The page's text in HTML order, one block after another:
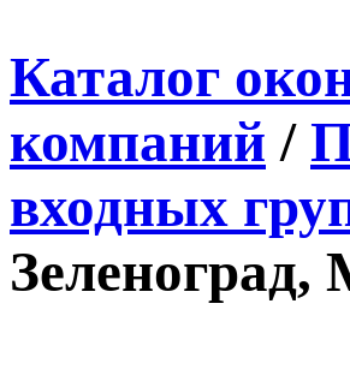
Каталог
компаний /
входных
Зеленоград,